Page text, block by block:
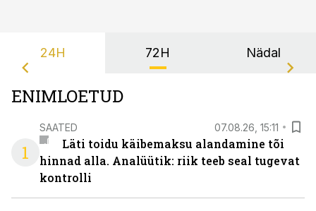
24H 72H Nädal
ENIMLOETUD
1
SAATED 07.08.26, 15:11
Läti toidu käibemaksu alandamine tõi
hinnad alla. Analüütik: riik teeb seal tugevat
kontrolli